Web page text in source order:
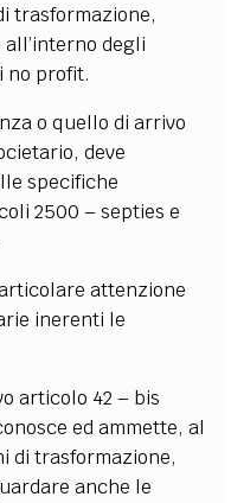
trasformazione,
degli
no profit.
o quello di arrivo
deve
specifiche
2500 – septies e
attenzione
inerenti le
articolo 42 – bis
ed ammette, al
di trasformazione,
anche le